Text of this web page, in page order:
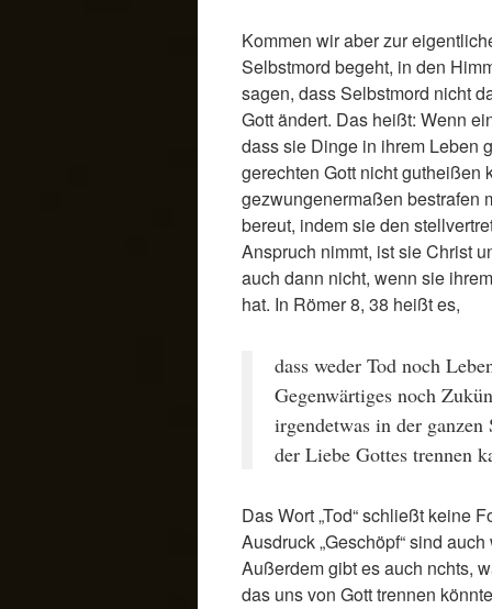
Kommen wir aber zur
Selbstmord begeht, in den
sagen, dass Selbstmord nicht
Gott ändert. Das heißt: Wenn
dass sie Dinge in ihrem Leben
gerechten Gott nicht gutheißen
gezwungenermaßen bestrafen
bereut, indem sie den
Anspruch nimmt, ist sie Christ
auch dann nicht, wenn sie
hat. In Römer 8, 38 heißt es,
dass weder Tod noch
Gegenwärtiges noch
irgendetwas in der
der Liebe Gottes trennen
Das Wort „Tod“ schließt keine
Ausdruck „Geschöpf“ sind
Außerdem gibt es auch nchts,
das uns von Gott trennen